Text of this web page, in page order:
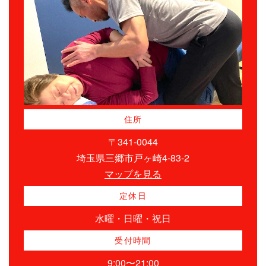
住所
〒341-0044
埼玉県三郷市戸ヶ崎4-83-2
マップを見る
定休日
水曜・日曜・祝日
受付時間
9:00〜21:00